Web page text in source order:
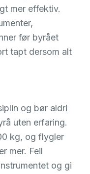
mer effektiv.
før byrået
tapt dersom alt
og bør aldri
uten erfaring.
kg, og flygler
mer. Feil
og gi